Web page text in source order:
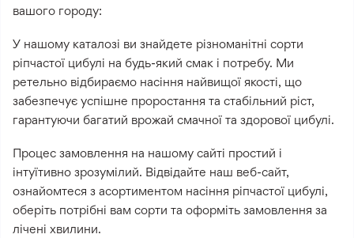
вашого городу:
У нашому каталозі ви знайдете різноманітні сорти
ріпчастої цибулі на будь-який смак і потребу. Ми
ретельно відбираємо насіння найвищої якості, що
забезпечує успішне проростання та стабільний ріст,
гарантуючи багатий врожай смачної та здорової цибулі.
Процес замовлення на нашому сайті простий і
інтуїтивно зрозумілий. Відвідайте наш веб-сайт,
ознайомтеся з асортиментом насіння ріпчастої цибулі,
оберіть потрібні вам сорти та оформіть замовлення за
лічені хвилини.